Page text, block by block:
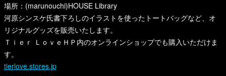
場所：(marunouchi)HOUSE Library
河原シンスケ氏書下ろしのイラストを使ったトートバッグなど、オ
リジナルグッズを販売いたします。
Ｔｉｅｒ ＬｏｖｅＨＰ内のオンラインショップでも購入いただけま
す。
tierlove.stores.jp